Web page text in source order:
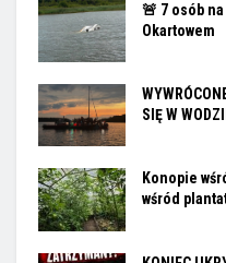
🚨 7 osób
Okartowem
SIĘ W
Konopie
wśród